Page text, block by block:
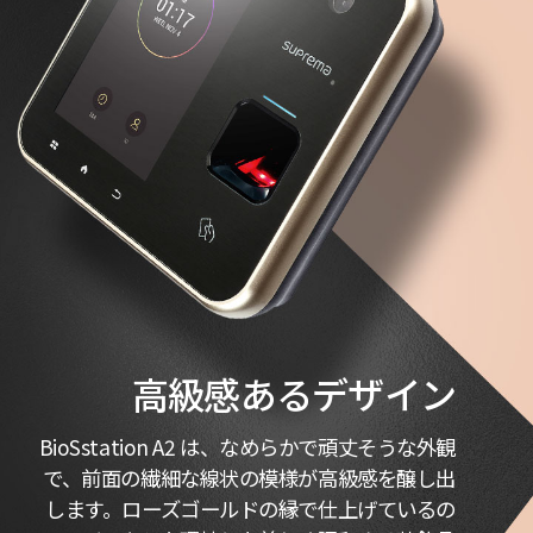
高級感あるデザイン
BioSstation A2 は、なめらかで頑丈そうな外観
で、前面の繊細な線状の模様が高級感を醸し出
します。ローズゴールドの縁で仕上げているの